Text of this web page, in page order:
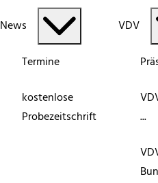
News
Termine
kostenlose
Probezeitschrift
VDV
...